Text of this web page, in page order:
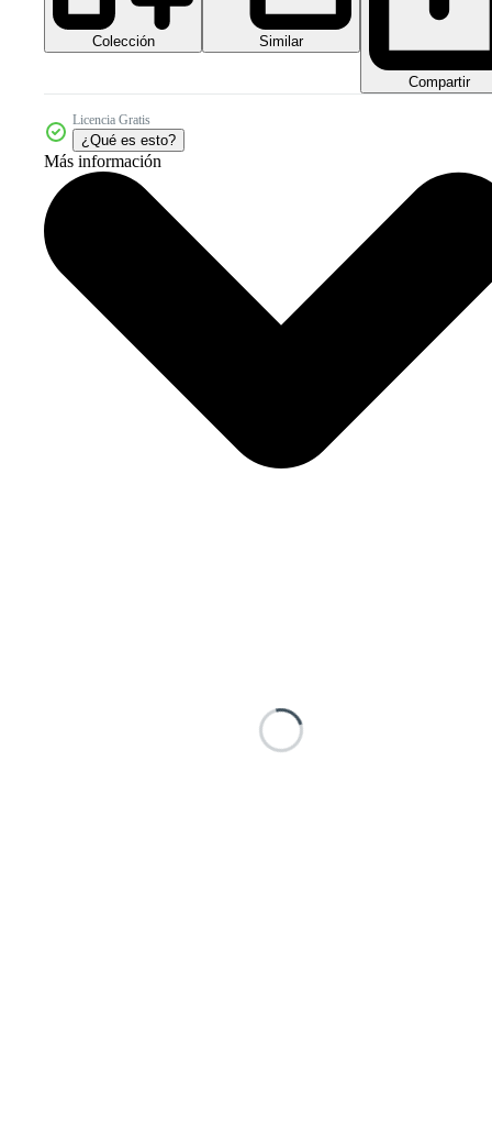
Colección Similar
Compartir
Licencia Gratis
¿Qué es esto?
Más información